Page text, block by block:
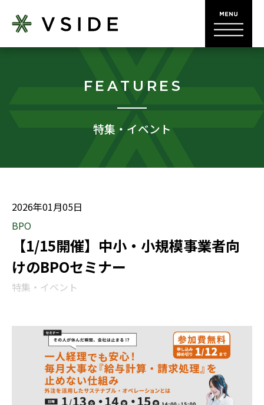
FEATURES
特集・イベント
2026年01月05日
BPO
【1/15開催】中小・小規模事業者向
けのBPOセミナー
特集・イベント